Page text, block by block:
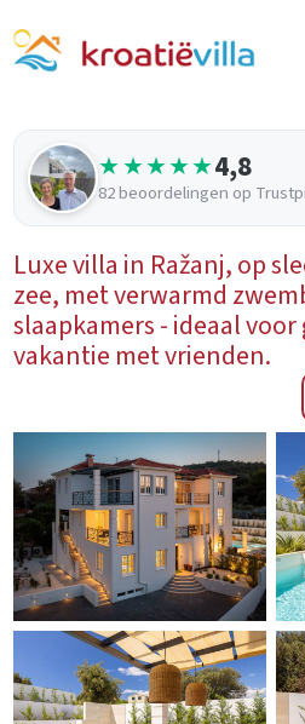
★★★★★4,8
82 beoordelingen op
Luxe villa in Ražanj, op
zee, met verwarmd
slaapkamers - ideaal
vakantie met vrienden.